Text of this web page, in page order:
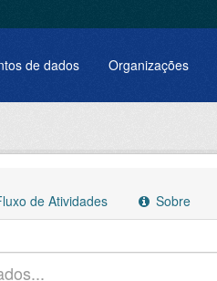
de dados Organizações
de Atividades Sobre